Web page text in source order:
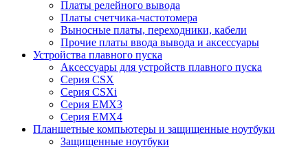
Платы релейного вывода
Платы счетчика-частотомера
Выносные платы, переходники, кабели
Прочие платы ввода вывода и аксессуары
Устройства плавного пуска
Аксессуары для устройств плавного пуска
Серия CSX
Серия CSXi
Серия EMX3
Серия EMX4
Планшетные компьютеры и защищенные ноутбуки
Защищенные ноутбуки